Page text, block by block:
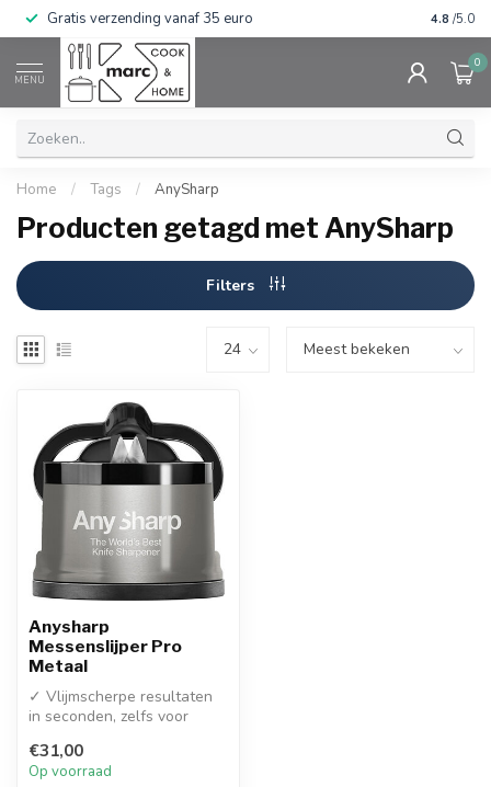
Gratis verzending vanaf 35 euro 4.8 /5.0
MENU
0
Home / Tags / AnySharp
Producten getagd met AnySharp
Filters
Anysharp
Messenslijper Pro
Metaal
✓ Vlijmscherpe resultaten
in seconden, zelfs voor
✓ Supersterke zu...
€31,00
Op voorraad